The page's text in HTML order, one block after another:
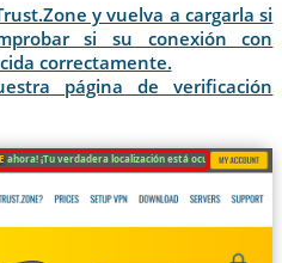
y vuelva a cargarla si
si su conexión con
correctamente.
página de verificación
ahora! ¡Tu verdadera localización está oculta!